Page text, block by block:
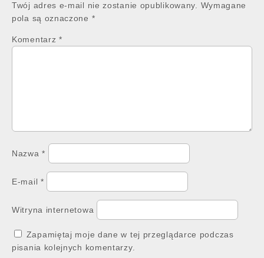
Twój adres e-mail nie zostanie opublikowany.
Wymagane
pola są oznaczone *
Komentarz *
Nazwa*
E-mail *
Witryna internetowa
Zapamiętaj moje dane w tej przeglądarce podczas
pisania kolejnych komentarzy.